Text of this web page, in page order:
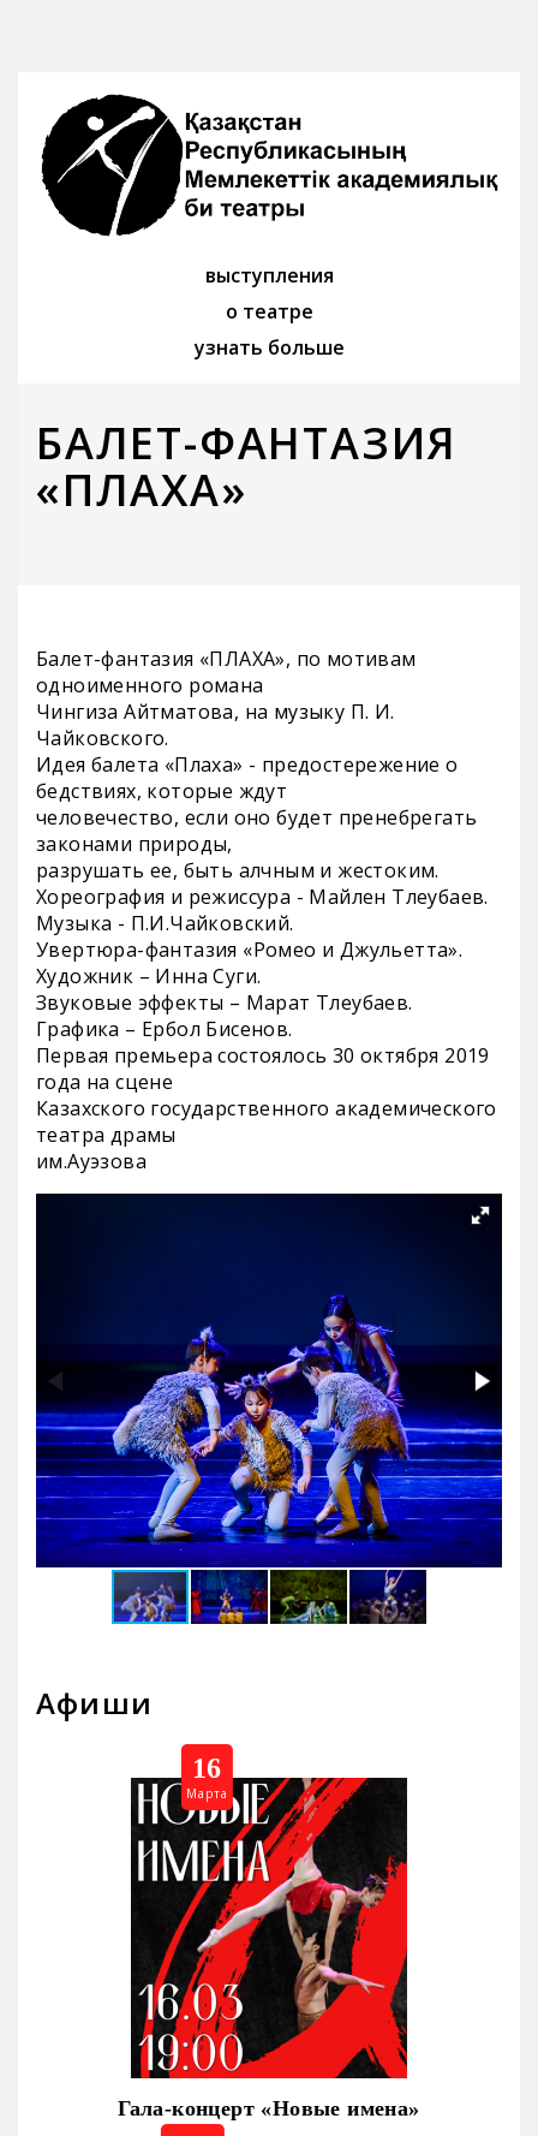
выступления
о театре
узнать больше
БАЛЕТ-ФАНТАЗИЯ
«ПЛАХА»
Балет-фантазия «ПЛАХА», по мотивам
одноименного романа
Чингиза Айтматова, на музыку П. И.
Чайковского.
Идея балета «Плаха» - предостережение о
бедствиях, которые ждут
человечество, если оно будет пренебрегать
законами природы,
разрушать ее, быть алчным и жестоким.
Хореография и режиссура - Майлен Тлеубаев.
Музыка - П.И.Чайковский.
Увертюра-фантазия «Ромео и Джульетта».
Художник – Инна Суги.
Звуковые эффекты – Марат Тлеубаев.
Графика – Ербол Бисенов.
Первая премьера состоялось 30 октября 2019
года на сцене
Казахского государственного академического
театра драмы
им.Ауэзова
Афиши
16
Марта
Гала-концерт «Новые имена»